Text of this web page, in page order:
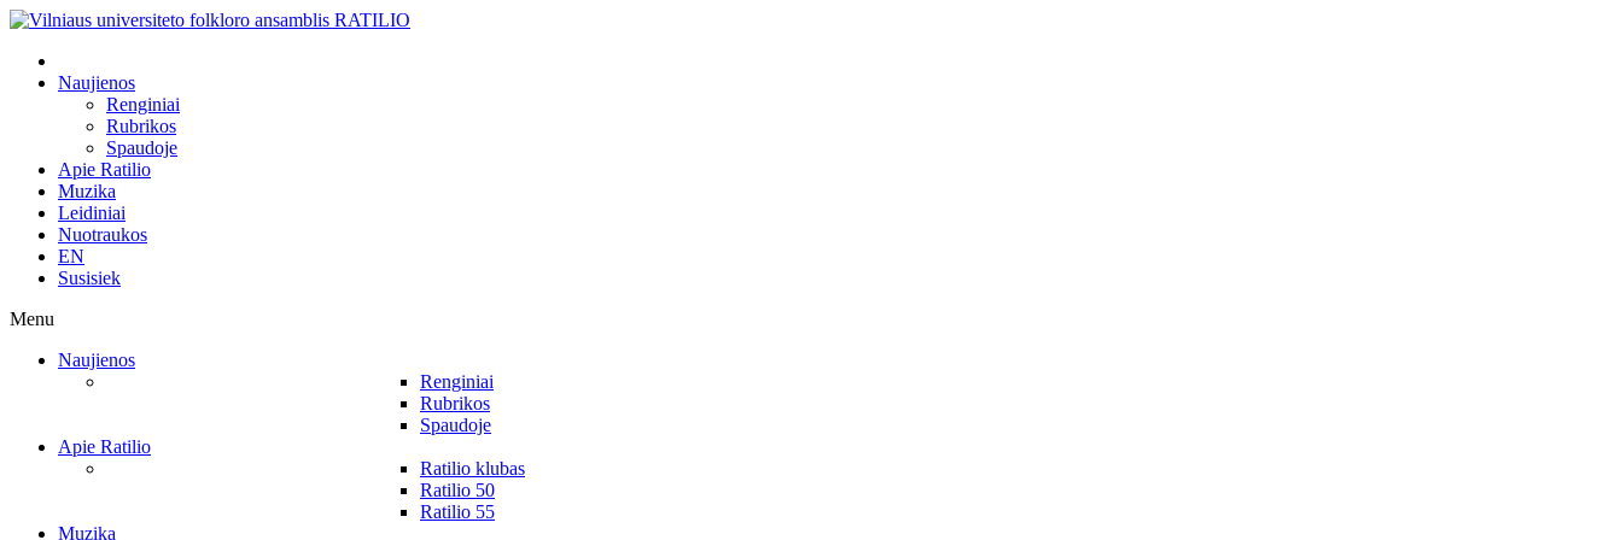
Naujienos
Renginiai
Rubrikos
Spaudoje
Apie Ratilio
Muzika
Leidiniai
Nuotraukos
EN
Susisiek
Menu
Naujienos
Renginiai
Rubrikos
Spaudoje
Apie Ratilio
Ratilio klubas
Ratilio 50
Ratilio 55
Muzika